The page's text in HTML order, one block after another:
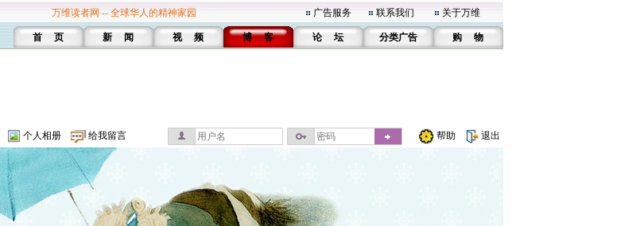
万维读者网 -- 全球华人的精神家园 广告服务 联系我们 关于万维
首 页 新 闻 视 频 博 客 论 坛 分类广告 购 物
个人相册 给我留言 帮助 退出